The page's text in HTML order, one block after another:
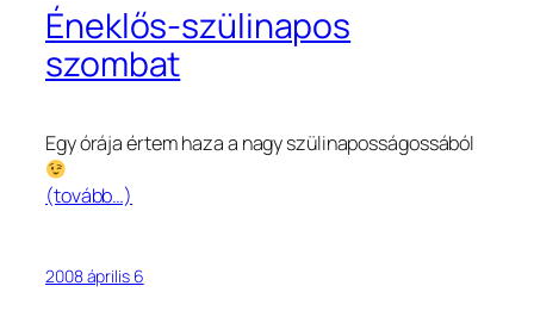
Éneklős-szülinapos
szombat
Egy órája értem haza a nagy szülinaposságossából
(tovább…)
2008 április 6